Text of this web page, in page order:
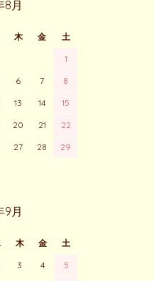
8月
木 金 土
1
6 7 8
13 14 15
20 21 22
27 28 29
9月
木 金 土
3 4 5